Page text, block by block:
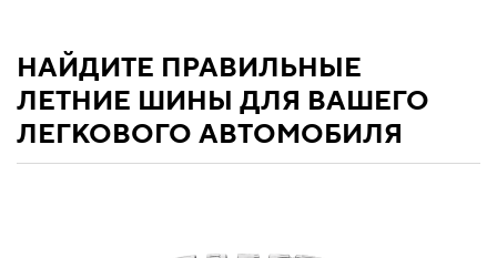
НАЙДИТЕ ПРАВИЛЬНЫЕ
ЛЕТНИЕ ШИНЫ ДЛЯ ВАШЕГО
ЛЕГКОВОГО АВТОМОБИЛЯ